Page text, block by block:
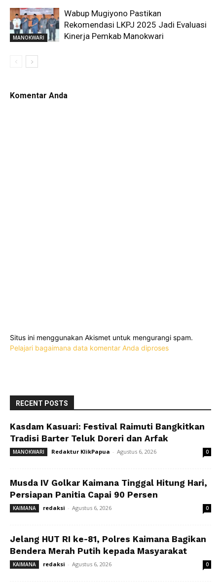
MANOKWARI
Wabup Mugiyono Pastikan
Rekomendasi LKPJ 2025 Jadi Evaluasi
Kinerja Pemkab Manokwari
Komentar Anda
Situs ini menggunakan Akismet untuk mengurangi spam.
Pelajari bagaimana data komentar Anda diproses
RECENT POSTS
Kasdam Kasuari: Festival Raimuti Bangkitkan
Tradisi Barter Teluk Doreri dan Arfak
MANOKWARI Redaktur KlikPapua - Agustus 6, 2026 0
Musda IV Golkar Kaimana Tinggal Hitung Hari,
Persiapan Panitia Capai 90 Persen
KAIMANA redaksi - Agustus 6, 2026 0
Jelang HUT RI ke-81, Polres Kaimana Bagikan
Bendera Merah Putih kepada Masyarakat
KAIMANA redaksi - Agustus 6, 2026 0